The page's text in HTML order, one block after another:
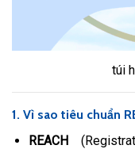
túi
1. Vì sao tiêu chuẩn
REACH